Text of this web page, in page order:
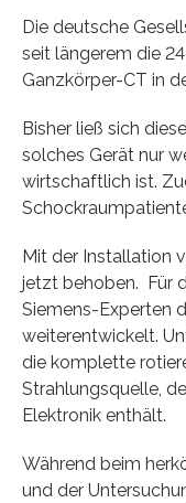
Die deutsche
seit längerem die
Ganzkörper-CT in
Bisher ließ sich
solches Gerät nur
wirtschaftlich ist.
Mit der Installation
jetzt behoben. Für
Siemens-Experten
weiterentwickelt.
die komplette
Strahlungsquelle,
Elektronik enthält.
Während beim
und der